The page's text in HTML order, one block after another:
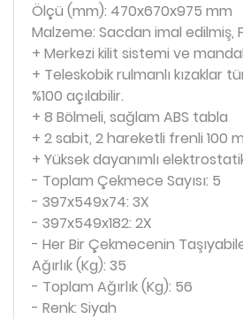
Ölçü (mm): 470x670x975 mm
Malzeme: Sacdan imal edilmiş,
+ Merkezi kilit sistemi ve
+ Teleskobik rulmanlı kızaklar
%100 açılabilir.
+ 8 Bölmeli, sağlam ABS tabla
+ 2 sabit, 2 hareketli frenli 100
+ Yüksek dayanımlı
- Toplam Çekmece Sayısı: 5
- 397x549x74: 3X
- 397x549x182: 2X
- Her Bir Çekmecenin
Ağırlık (Kg): 35
- Toplam Ağırlık (Kg): 56
- Renk: Siyah